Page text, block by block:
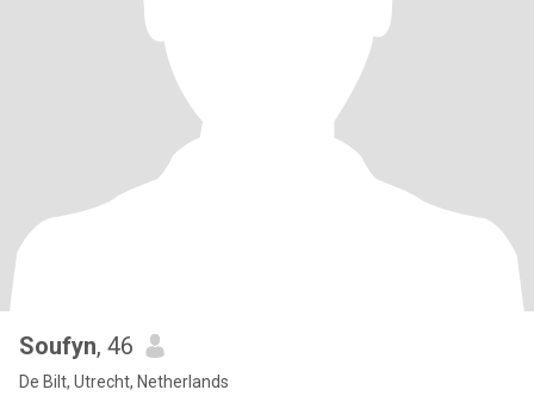
Soufyn, 46
De Bilt, Utrecht, Netherlands